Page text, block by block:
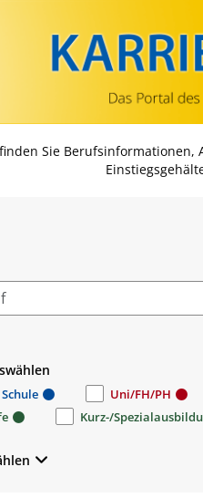
Sie Berufsinformationen,
Schule
Uni/FH/PH
Kurz-/